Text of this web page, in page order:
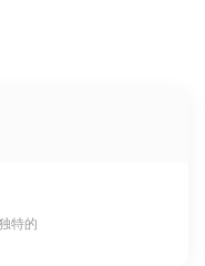
特的